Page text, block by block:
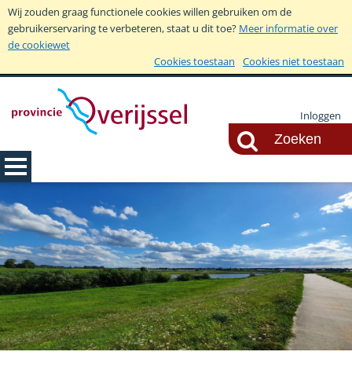
Wij zouden graag functionele cookies willen gebruiken om de
gebruikerservaring te verbeteren, staat u dit toe? Meer informatie over
de cookiewet
Cookies toestaan
Cookies niet toestaan
Inloggen